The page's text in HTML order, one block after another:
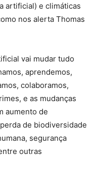
artificial) e climáticas
nos alerta Thomas
vai mudar tudo
aprendemos,
colaboramos,
e as mudanças
aumento de
de biodiversidade
segurança
outras